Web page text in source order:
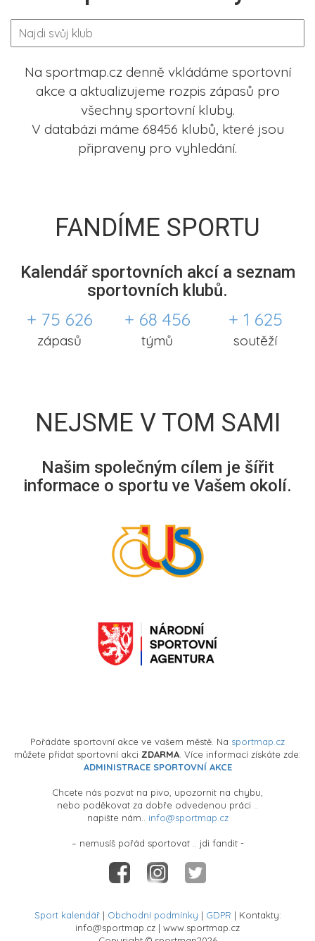
Na sportmap.cz denně vkládáme sportovní
akce a aktualizujeme rozpis zápasů pro
všechny sportovní kluby.
V databázi máme 68456 klubů, které jsou
připraveny pro vyhledání.
FANDÍME SPORTU
Kalendář sportovních akcí a seznam
sportovních klubů.
+ 75 626
zápasů
+ 68 456
týmů
+ 1 625
soutěží
NEJSME V TOM SAMI
Našim společným cílem je šířit
informace o sportu ve Vašem okolí.
Pořádáte sportovní akce ve vašem městě. Na sportmap.cz
můžete přidat sportovní akci ZDARMA . Více informací získáte zde:
ADMINISTRACE SPORTOVNÍ AKCE
Chcete nás pozvat na pivo, upozornit na chybu,
nebo poděkovat za dobře odvedenou práci ..
napište nám.. info@sportmap.cz
– nemusíš pořád sportovat .. jdi fandit -
Sport kalendář| Obchodní podmínky | GDPR | Kontakty:
info@sportmap.cz | www.sportmap.cz